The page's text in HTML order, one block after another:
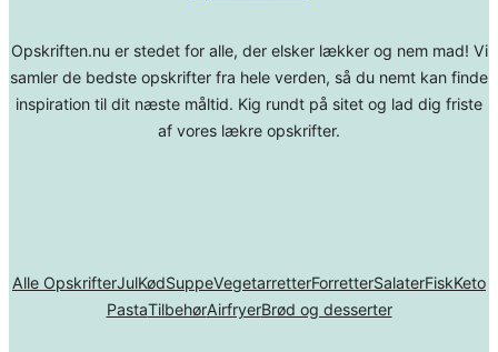
Opskriften.nu er stedet for alle, der elsker lækker og nem mad! Vi
samler de bedste opskrifter fra hele verden, så du nemt kan finde
inspiration til dit næste måltid. Kig rundt på sitet og lad dig friste
af vores lækre opskrifter.
Alle OpskrifterJulKødSuppeVegetarretterForretterSalaterFiskKeto
PastaTilbehørAirfryerBrød og desserter